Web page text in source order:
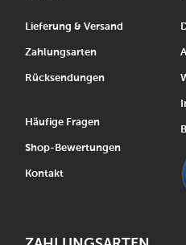
Lieferung & Versand
Zahlungsarten
Rücksendungen
Häufige Fragen
Shop-Bewertungen
Kontakt